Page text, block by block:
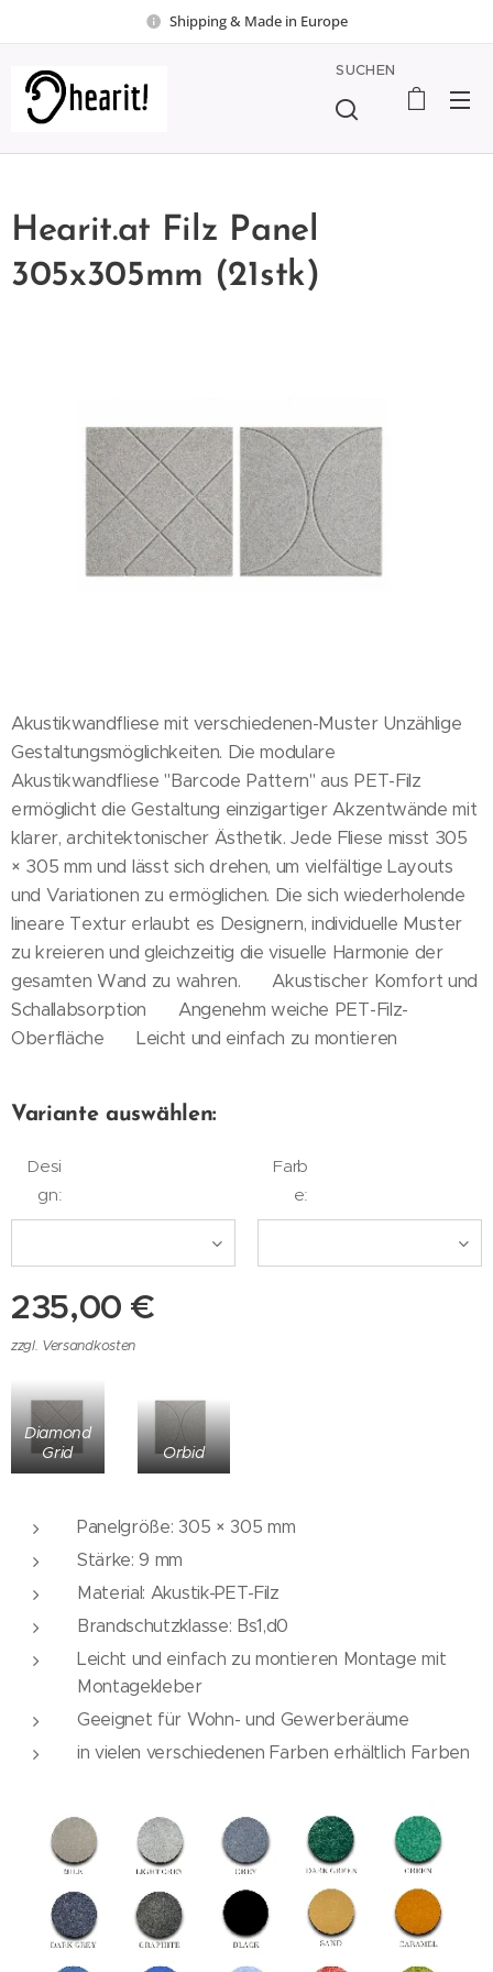
Shipping & Made in Europe
SUCHEN
Hearit.at Filz Panel
305x305mm (21stk)
Akustikwandfliese mit verschiedenen-Muster Unzählige
Gestaltungsmöglichkeiten. Die modulare
Akustikwandfliese "Barcode Pattern" aus PET-Filz
ermöglicht die Gestaltung einzigartiger Akzentwände mit
klarer, architektonischer Ästhetik. Jede Fliese misst 305
× 305 mm und lässt sich drehen, um vielfältige Layouts
und Variationen zu ermöglichen. Die sich wiederholende
lineare Textur erlaubt es Designern, individuelle Muster
zu kreieren und gleichzeitig die visuelle Harmonie der
gesamten Wand zu wahren. ✔ Akustischer Komfort und
Schallabsorption ✔ Angenehm weiche PET-Filz-
Oberfläche ✔ Leicht und einfach zu montieren
Variante auswählen:
Desi
gn:
Farb
e:
235,00 €
zzgl. Versandkosten
Diamond
Grid
Orbid
Panelgröße: 305 × 305 mm
Stärke: 9 mm
Material: Akustik-PET-Filz
Brandschutzklasse: Bs1,d0
Leicht und einfach zu montieren Montage mit
Montagekleber
Geeignet für Wohn- und Gewerberäume
in vielen verschiedenen Farben erhältlich Farben